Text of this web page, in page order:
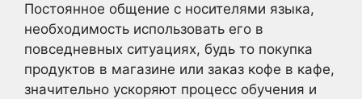
Постоянное общение с носителями языка,
необходимость использовать его в
повседневных ситуациях, будь то покупка
продуктов в магазине или заказ кофе в кафе,
значительно ускоряют процесс обучения и